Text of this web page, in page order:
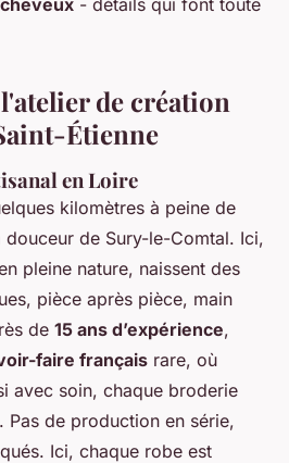
de création
Étienne
en Loire
kilomètres à peine de
douceur de Sury-le-Comtal. Ici,
pleine nature, naissent des
pièce après pièce, main
de 15 ans d’expérience,
faire français rare, où
avec soin, chaque broderie
Pas de production en série,
Ici, chaque robe est